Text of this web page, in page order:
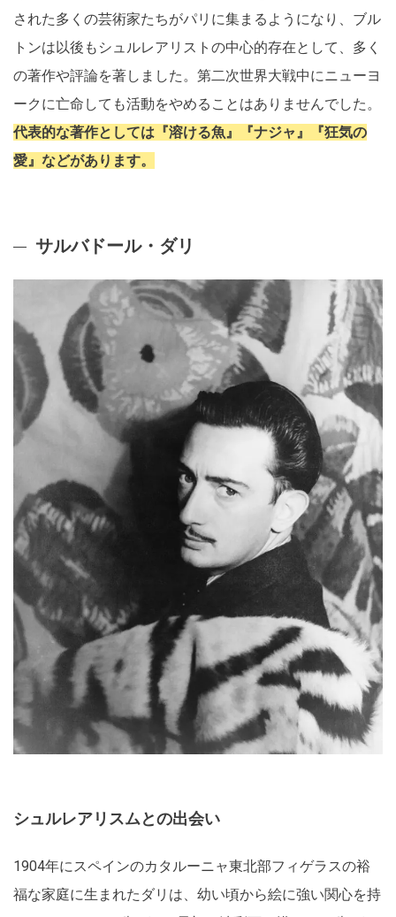
された多くの芸術家たちがパリに集まるようになり、ブル
トンは以後もシュルレアリストの中心的存在として、多く
の著作や評論を著しました。第二次世界大戦中にニューヨ
ークに亡命しても活動をやめることはありませんでした。
代表的な著作としては『溶ける魚』『ナジャ』『狂気の
愛』などがあります。
サルバドール・ダリ
シュルレアリスムとの出会い
1904年にスペインのカタルーニャ東北部フィゲラスの裕
福な家庭に生まれたダリは、幼い頃から絵に強い関心を持